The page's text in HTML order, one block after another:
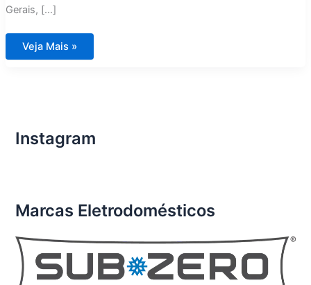
Gerais, […]
Assistência
Técnica
Veja Mais »
Instagram
Marcas Eletrodomésticos